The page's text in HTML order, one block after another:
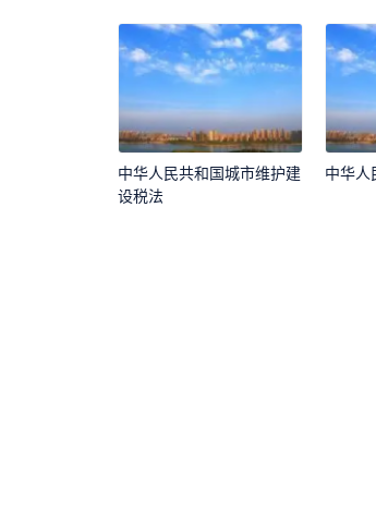
中华人民共和国城市维护建
设税法
中华人